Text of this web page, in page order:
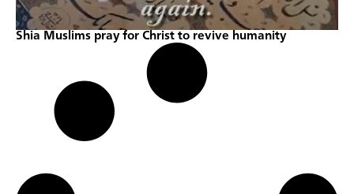
Shia Muslims pray for Christ to revive humanity